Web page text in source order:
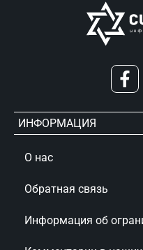
ИНФОРМАЦИЯ
О нас
Обратная связь
Информация об